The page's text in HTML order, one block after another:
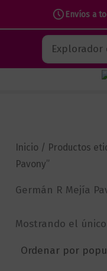
Envíos a
contenido
Buscar
Inicio / Productos
Pavony”
Germán R Mejía
Mostrando el